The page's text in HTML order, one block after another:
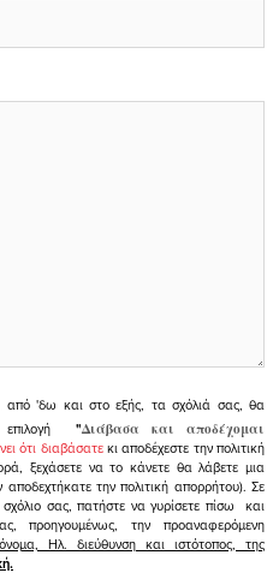
από 'δω και στο εξής, τα σχόλιά σας, θα
"Διάβασα και αποδέχομαι
ότι διαβάσατεκι αποδέχεστε την πολιτική
ξεχάσετε να το κάνετε θα λάβετε μια
την πολιτική απορρήτου). Σε
σας, πατήστε να γυρίσετε πίσω και
προηγουμένως, την προαναφερόμενη
Ηλ. διεύθυνση και ιστότοπος, της